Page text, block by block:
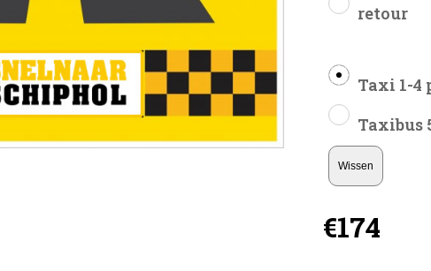
retour
Taxi 1-4
Taxibus
Wissen
€174